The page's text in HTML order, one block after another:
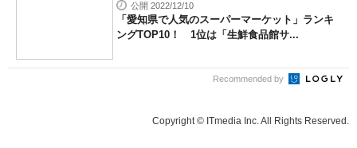
公開 2022/12/10
「愛知県で人気のスーパーマーケット」ランキ
ングTOP10！ 1位は「生鮮食品館サ...
Recommended by
Copyright © ITmedia Inc. All Rights Reserved.